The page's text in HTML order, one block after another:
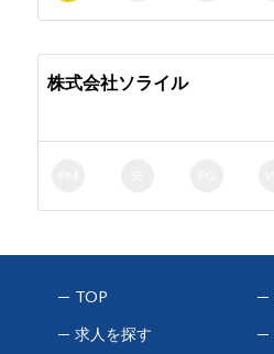
株式会社ソライル
TOP
求人を探す